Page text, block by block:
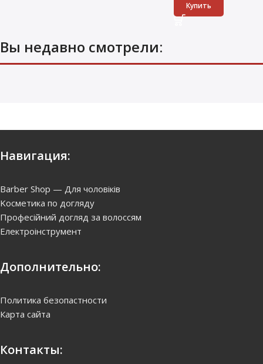
Купить
Вы недавно смотрели:
Навигация:
Barber Shop — Для чоловіків
Kосметика по догляду
Професійний догляд за волоссям
Електроінструмент
Дополнительно:
Политика безопастности
Карта сайта
Контакты: